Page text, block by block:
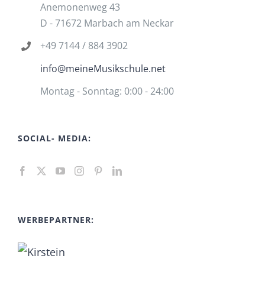
Anemonenweg 43
D - 71672 Marbach am Neckar
+49 7144 / 884 3902
info@meineMusikschule.net
Montag - Sonntag: 0:00 - 24:00
SOCIAL- MEDIA:
WERBEPARTNER: